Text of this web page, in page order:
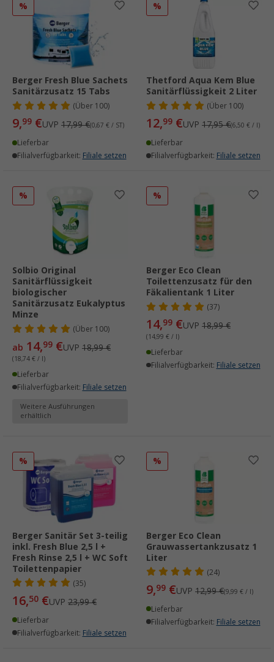
%
Berger Fresh Blue Sachets
Sanitärzusatz 15 Tabs
(Über100)
9,99 €UVP 17,99 €(0,67 € / ST)
Lieferbar
Filialverfügbarkeit: Filiale setzen
%
Thetford Aqua Kem Blue
Sanitärflüssigkeit 2 Liter
(Über100)
12,99 €UVP 17,95 €(6,50 € / l)
Lieferbar
Filialverfügbarkeit: Filiale setzen
%
Solbio Original
Sanitärflüssigkeit
biologischer
Sanitärzusatz Eukalyptus
Minze
(Über100)
ab 14,99 €UVP 18,99 €
(18,74 € / l)
Lieferbar
Filialverfügbarkeit: Filiale setzen
Weitere Ausführungen
erhältlich
%
Berger Eco Clean
Toilettenzusatz für den
Fäkalientank 1 Liter
(37)
14,99 €UVP 18,99 €
(14,99 € / l)
Lieferbar
Filialverfügbarkeit: Filiale setzen
%
Berger Sanitär Set 3-teilig
inkl. Fresh Blue 2,5 l +
Fresh Rinse 2,5 l + WC Soft
Toilettenpapier
(35)
16,50 €UVP 23,99 €
Lieferbar
Filialverfügbarkeit: Filiale setzen
%
Berger Eco Clean
Grauwassertankzusatz 1
Liter
(24)
9,99 €UVP 12,99 €(9,99 € / l)
Lieferbar
Filialverfügbarkeit: Filiale setzen